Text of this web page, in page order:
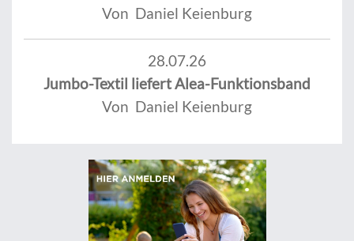
Von Daniel Keienburg
28.07.26
Jumbo-Textil liefert Alea-Funktionsband
Von Daniel Keienburg